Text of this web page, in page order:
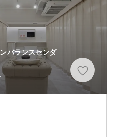
バランスセンダ